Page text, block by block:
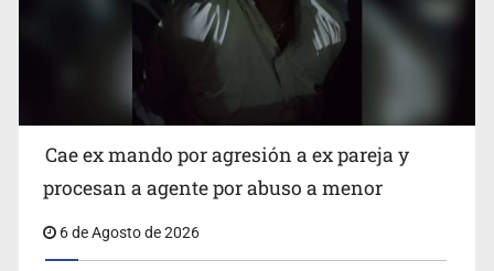
es un “foco rojo” de gran magnitud: Economista
Cae ex mando por agresión a ex pareja y
procesan a agente por abuso a menor
6 de Agosto de 2026